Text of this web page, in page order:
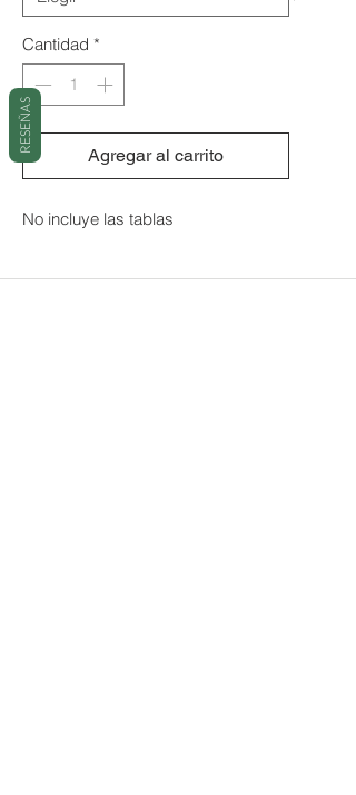
Cantidad *
Agregar al carrito
No incluye las tablas
RESEÑAS